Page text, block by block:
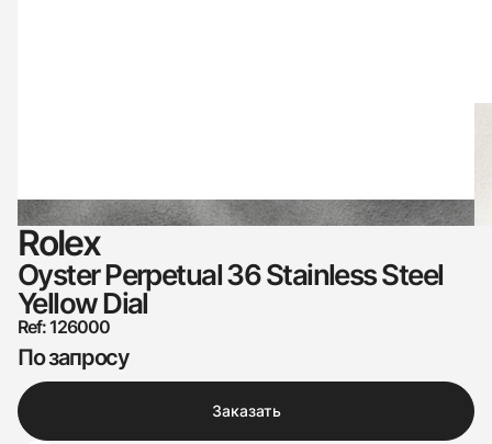
Rolex
Oyster Perpetual 36 Stainless Steel
Yellow Dial
Ref: 126000
По запросу
Заказать